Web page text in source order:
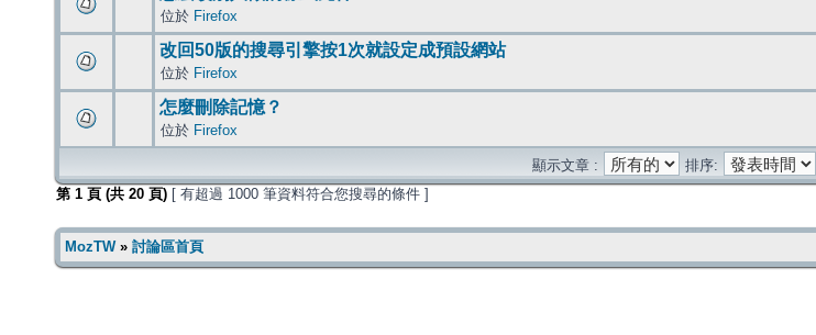
位於 Firefox
改回50版的搜尋引擎按1次就設定成預設網站
位於 Firefox
怎麼刪除記憶？
位於 Firefox
顯示文章 :
排序:
第 1 頁 (共 20 頁) [ 有超過 1000 筆資料符合您搜尋的條件 ]
MozTW» 討論區首頁